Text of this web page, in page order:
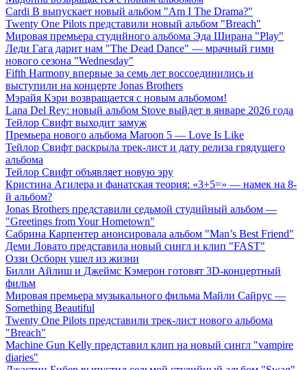
Cardi B выпускает новый альбом "Am I The Drama?"
Twenty One Pilots представили новый альбом "Breach"
Мировая премьера студийного альбома Эда Ширана "Play"
Леди Гага дарит нам "The Dead Dance" — мрачный гимн
нового сезона "Wednesday"
Fifth Harmony впервые за семь лет воссоединились и
выступили на концерте Jonas Brothers
Мэрайя Кэри возвращается с новым альбомом!
Lana Del Rey: новый альбом Stove выйдет в январе 2026 года
Тейлор Свифт выходит замуж
Премьера нового альбома Maroon 5 — Love Is Like
Тейлор Свифт раскрыла трек-лист и дату релиза грядущего
альбома
Тейлор Свифт объявляет новую эру
Кристина Агилера и фанатская теория: «3+5=» — намек на 8-
й альбом?
Jonas Brothers представили седьмой студийный альбом —
"Greetings from Your Hometown"
Сабрина Карпентер анонсировала альбом "Man’s Best Friend"
Деми Ловато представила новый сингл и клип "FAST"
Оззи Осборн ушел из жизни
Билли Айлиш и Джеймс Кэмерон готовят 3D-концертный
фильм
Мировая премьера музыкального фильма Майли Сайрус —
Something Beautiful
Twenty One Pilots представили трек-лист нового альбома
"Breach"
Machine Gun Kelly представил клип на новый сингл "vampire
diaries"